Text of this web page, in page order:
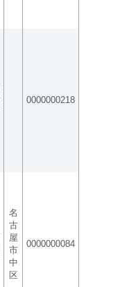
0000000218
名
古
屋
市
中
区
0000000084